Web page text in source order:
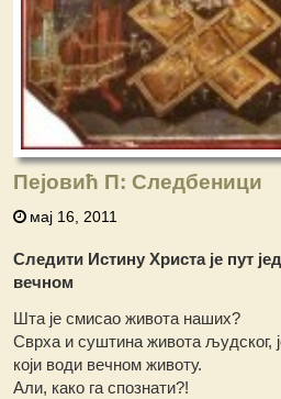
Пејовић П: Следбеници
мај 16, 2011
Следити Истину Христа је пут
вечном
Шта је смисао живота наших?
Сврха и суштина живота људског,
који води вечном животу.
Али, како га спознати?!